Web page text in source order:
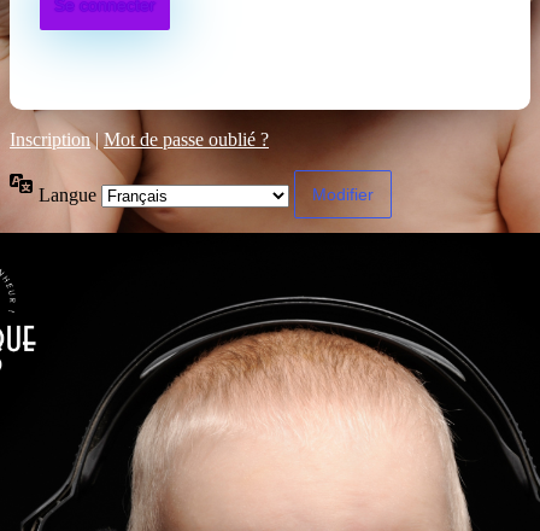
Inscription| Mot de passe oublié ?
Langue